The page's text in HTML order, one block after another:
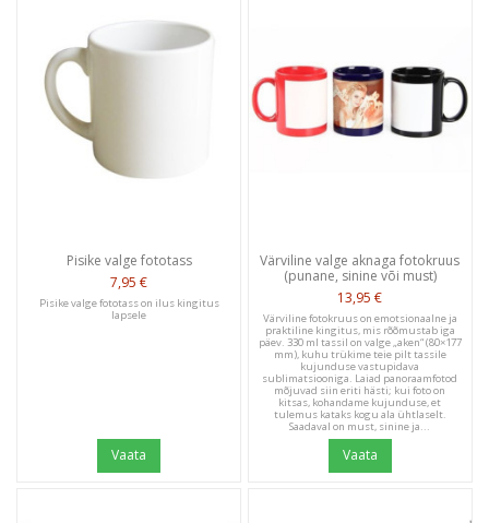
Pisike valge fototass
7,95 €
Pisike valge fototass on ilus kingitus
lapsele
Vaata
Värviline valge aknaga fotokruus
(punane, sinine või must)
13,95 €
Värviline fotokruus on emotsionaalne ja
praktiline kingitus, mis rõõmustab iga
päev. 330 ml tassil on valge „aken“ (80×177
mm), kuhu trükime teie pilt tassile
kujunduse vastupidava
sublimatsiooniga. Laiad panoraamfotod
mõjuvad siin eriti hästi; kui foto on
kitsas, kohandame kujunduse, et
tulemus kataks kogu ala ühtlaselt.
Saadaval on must, sinine ja...
Vaata